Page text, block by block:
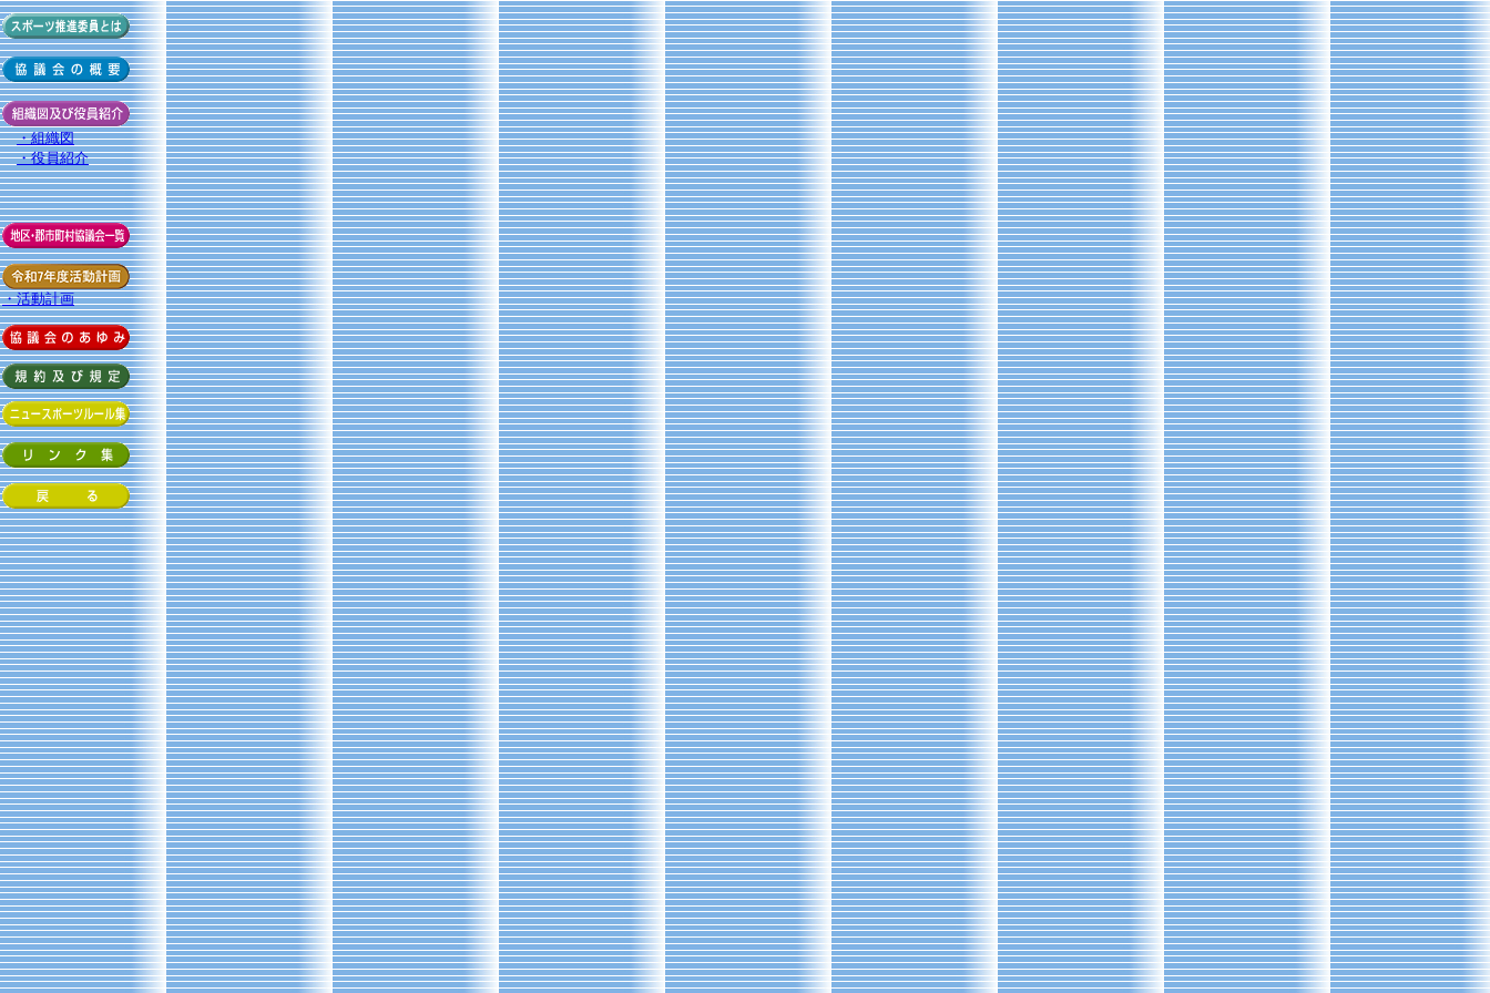
・組織図
・役員紹介
・活動計画